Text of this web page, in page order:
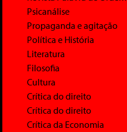
Psicanálise
Propaganda e agitação
Política e História
Literatura
Filosofia
Cultura
Crítica do direito
Crítica do direito
Crítica da Economia